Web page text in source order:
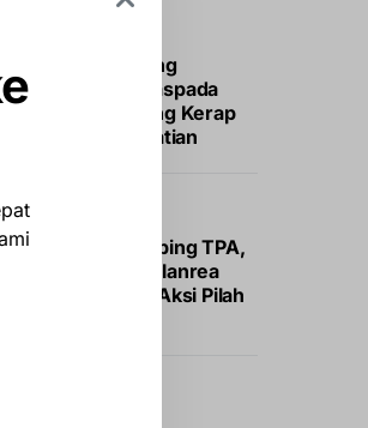
Siklus Haid Sering
Berantakan? Waspada
Gejala PCOS yang Kerap
Luput dari Perhatian
NEWS
Stop Open Dumping TPA,
Kelurahan Tamalanrea
Indah Galakkan Aksi Pilah